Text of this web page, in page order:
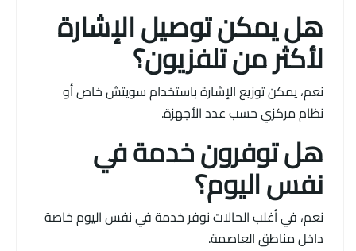
هل يمكن توصيل الإشارة
لأكثر من تلفزيون؟
نعم، يمكن توزيع الإشارة باستخدام سويتش خاص أو
نظام مركزي حسب عدد الأجهزة.
هل توفرون خدمة في
نفس اليوم؟
نعم، في أغلب الحالات نوفر خدمة في نفس اليوم خاصة
داخل مناطق العاصمة.